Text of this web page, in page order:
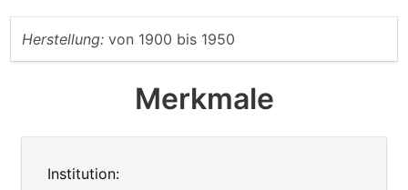
Herstellung: von 1900 bis 1950
Merkmale
Institution: